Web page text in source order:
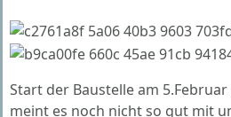
Start der Baustelle am
meint es noch nicht so gut mit